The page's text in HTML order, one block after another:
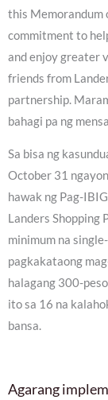
this Memorandum
commitment to
and enjoy greater
friends from
partnership.
bahagi pa ng
Sa bisa ng
October 31
hawak ng Pag-
Landers Shopping
minimum na
pagkakataong
halagang 300-
ito sa 16 na
bansa.
Agarang